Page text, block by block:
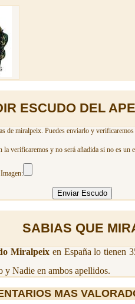
ESCUDO DEL
de miralpeix. Puedes enviarlo y
la verificaremos y no será añadida si no es un
Imagen:
SABIAS QUE
Miralpeixen España lo tienen
y Nadie en ambos apellidos.
MAS